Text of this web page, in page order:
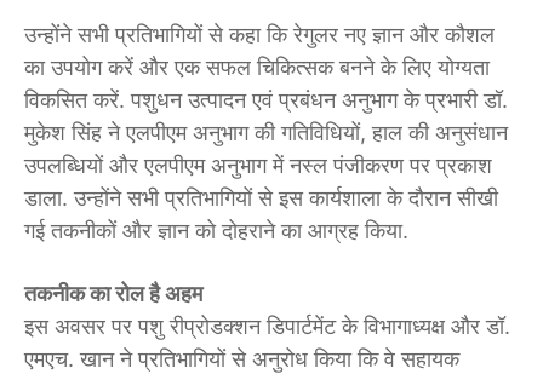
उन्होंने सभी प्रतिभागियों से कहा कि रेगुलर नए ज्ञान और कौशल
का उपयोग करें और एक सफल चिकित्सक बनने के लिए योग्यता
विकसित करें. पशुधन उत्पादन एवं प्रबंधन अनुभाग के प्रभारी डॉ.
मुकेश सिंह ने एलपीएम अनुभाग की गतिविधियों, हाल की अनुसंधान
उपलब्धियों और एलपीएम अनुभाग में नस्ल पंजीकरण पर प्रकाश
डाला. उन्होंने सभी प्रतिभागियों से इस कार्यशाला के दौरान सीखी
गई तकनीकों और ज्ञान को दोहराने का आग्रह किया.
तकनीक का रोल है अहम
इस अवसर पर पशु रीप्रोडक्शन डिपार्टमेंट के विभागाध्यक्ष और डॉ.
एमएच. खान ने प्रतिभागियों से अनुरोध किया कि वे सहायक